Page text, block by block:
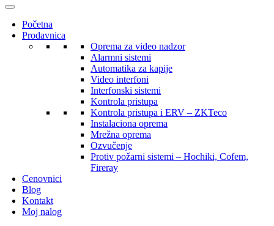
Početna
Prodavnica
Oprema za video nadzor
Alarmni sistemi
Automatika za kapije
Video interfoni
Interfonski sistemi
Kontrola pristupa
Kontrola pristupa i ERV – ZKTeco
Instalaciona oprema
Mrežna oprema
Ozvučenje
Protiv požarni sistemi – Hochiki, Cofem,
Fireray
Cenovnici
Blog
Kontakt
Moj nalog